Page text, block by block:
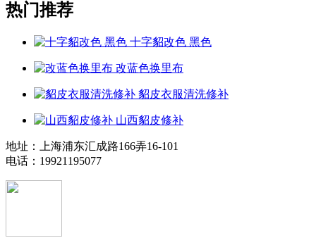
热门推荐
十字貂改色 黑色
改蓝色换里布
貂皮衣服清洗修补
山西貂皮修补
地址：上海浦东汇成路166弄16-101
电话：19921195077